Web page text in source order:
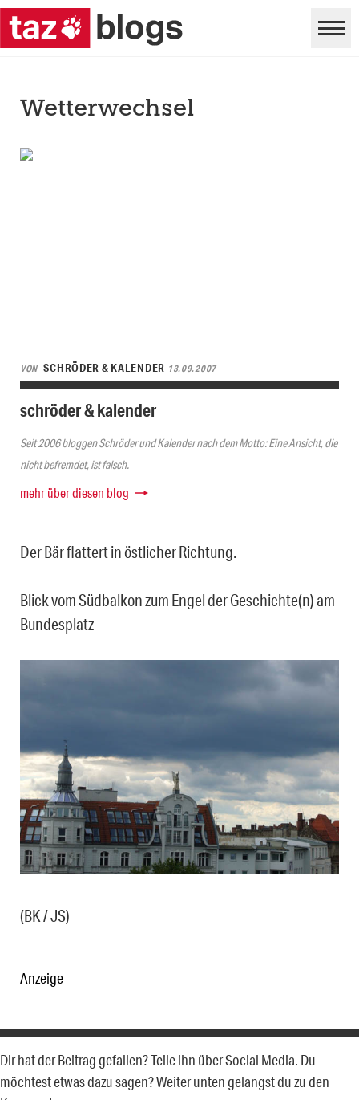
Wetterwechsel
VON SCHRÖDER & KALENDER 13.09.2007
schröder & kalender
Seit 2006 bloggen Schröder und Kalender nach dem Motto: Eine Ansicht, die
nicht befremdet, ist falsch.
mehr über diesen blog
Der Bär flattert in östlicher Richtung.
Blick vom Südbalkon zum Engel der Geschichte(n) am
Bundesplatz
(BK / JS)
Anzeige
Dir hat der Beitrag gefallen? Teile ihn über Social Media. Du
möchtest etwas dazu sagen? Weiter unten gelangst du zu den